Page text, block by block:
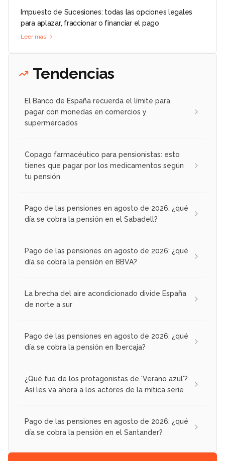
Impuesto de Sucesiones: todas las opciones legales
para aplazar, fraccionar o financiar el pago
Leer más
Tendencias
El Banco de España recuerda el límite para
pagar con monedas en comercios y
supermercados
Copago farmacéutico para pensionistas: esto
tienes que pagar por los medicamentos según
tu pensión
Pago de las pensiones en agosto de 2026: ¿qué
día se cobra la pensión en el Sabadell?
Pago de las pensiones en agosto de 2026: ¿qué
día se cobra la pensión en BBVA?
La brecha del aire acondicionado divide España
de norte a sur
Pago de las pensiones en agosto de 2026: ¿qué
día se cobra la pensión en Ibercaja?
¿Qué fue de los protagonistas de 'Verano azul'?
Así les va ahora a los actores de la mítica serie
Pago de las pensiones en agosto de 2026: ¿qué
día se cobra la pensión en el Santander?